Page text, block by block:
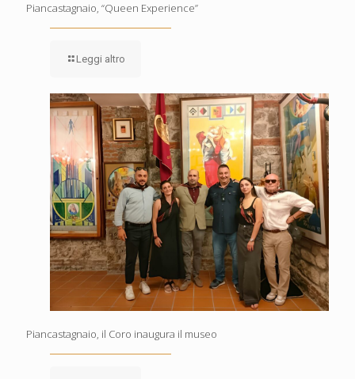
Piancastagnaio, “Queen Experience”
Leggi altro
Piancastagnaio, il Coro inaugura il museo